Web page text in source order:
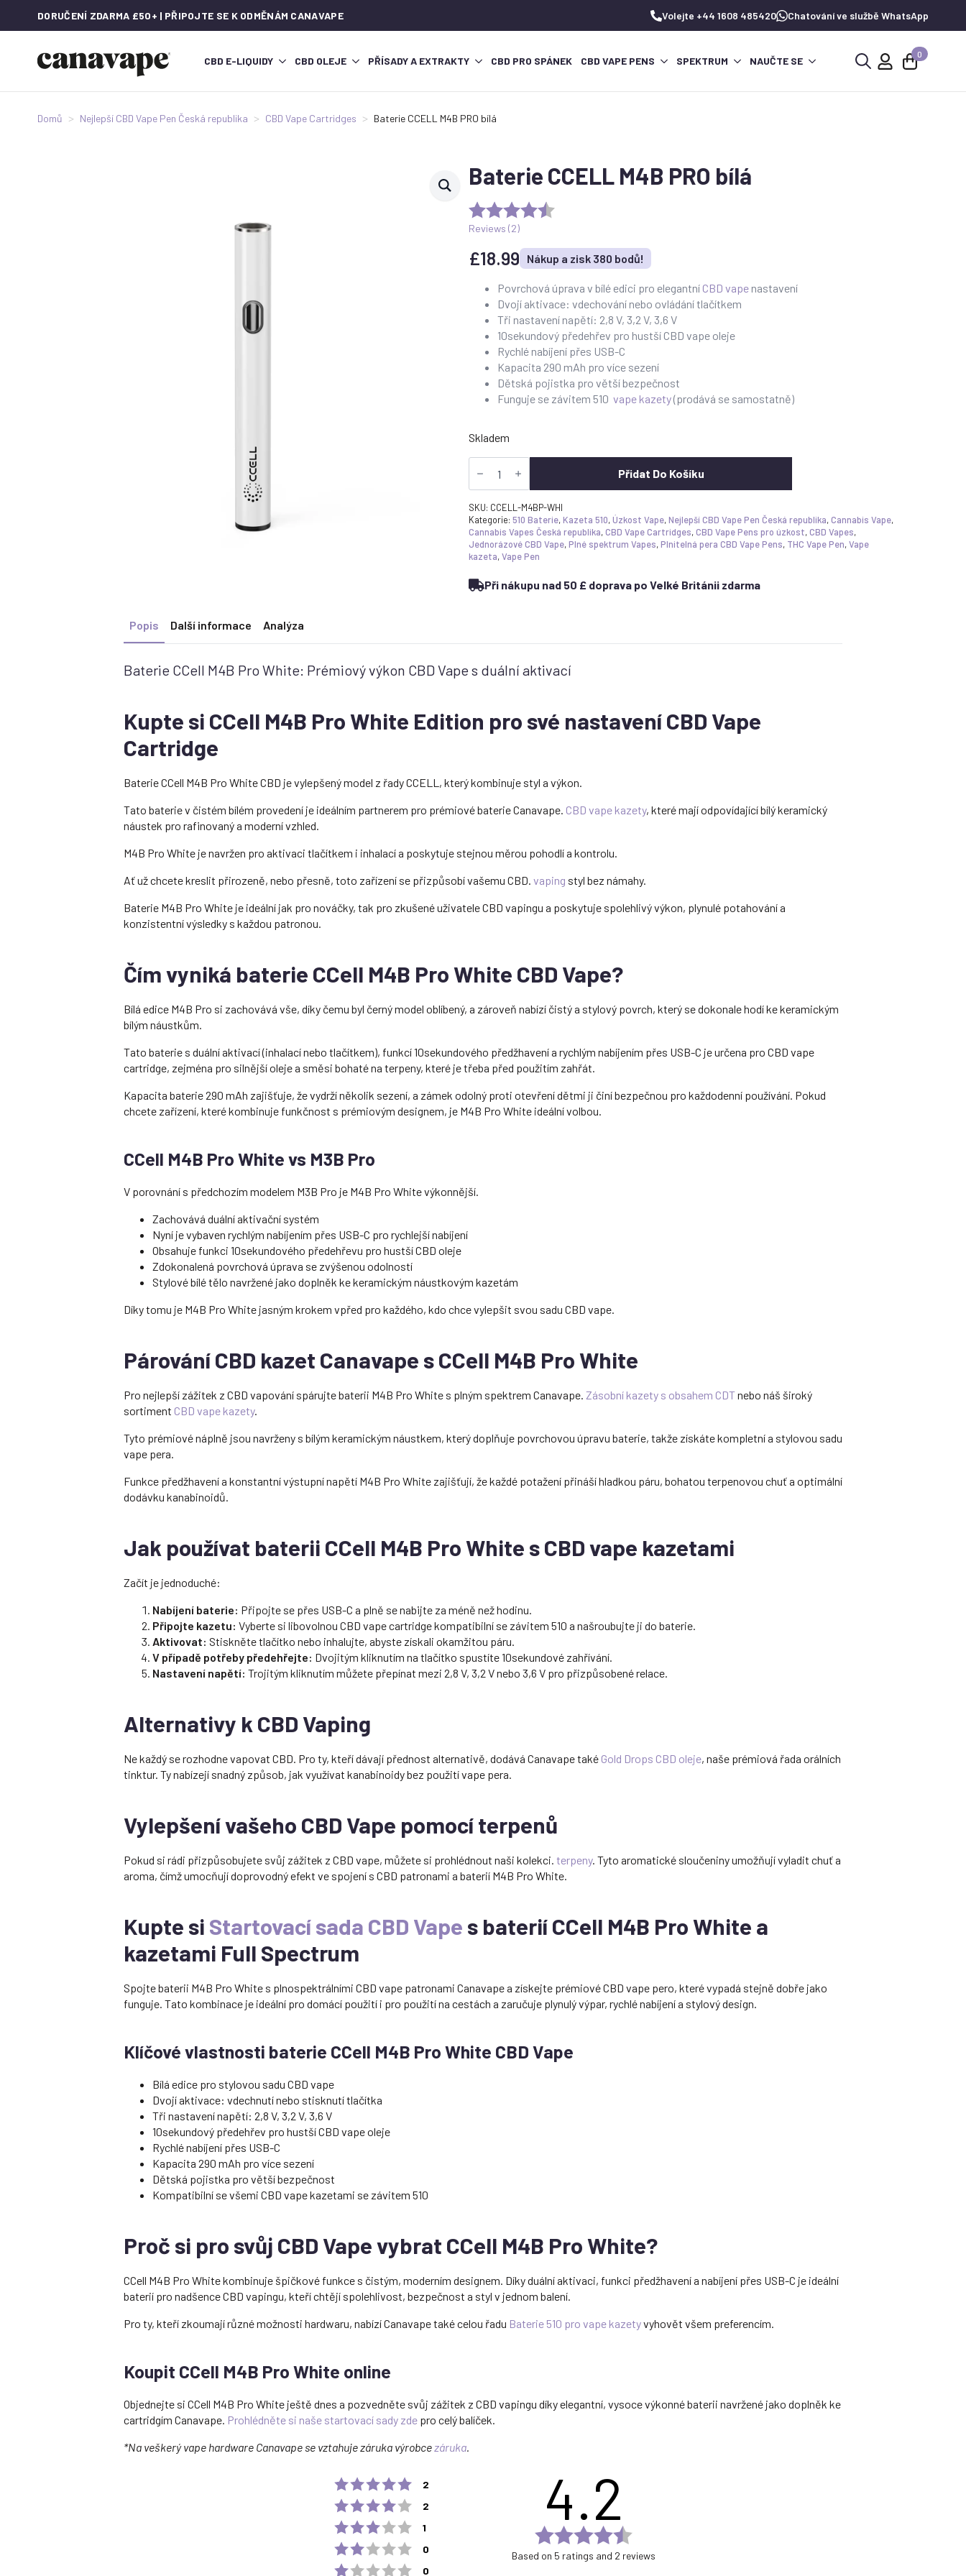
DORUČENÍ ZDARMA £50+ | PŘIPOJTE SE K ODMĚNÁM CANAVAPE Volejte +44 1608 485420 Chatování ve službě WhatsApp
CBD E-LIQUIDY CBD OLEJE PŘÍSADY A EXTRAKTY CBD PRO SPÁNEK CBD VAPE PENS SPEKTRUM NAUČTE SE
0
Domů Nejlepší CBD Vape Pen Česká republika CBD Vape Cartridges Baterie CCELL M4B PRO bílá
Baterie CCELL M4B PRO bílá
Reviews (2)
£18.99 Nákup a zisk 380 bodů!
Povrchová úprava v bílé edici pro elegantní CBD vape nastavení
Dvojí aktivace: vdechování nebo ovládání tlačítkem
Tři nastavení napětí: 2,8 V, 3,2 V, 3,6 V
10sekundový předehřev pro hustší CBD vape oleje
Rychlé nabíjení přes USB-C
Kapacita 290 mAh pro více sezení
Dětská pojistka pro větší bezpečnost
Funguje se závitem 510 vape kazety(prodává se samostatně)
Skladem
CCELL
M4B
White
množství
Přidat Do Košíku
SKU: CCELL-M4BP-WHI
Kategorie: 510 Baterie,Kazeta 510,Úzkost Vape,Nejlepší CBD Vape Pen Česká republika,Cannabis Vape,
Cannabis Vapes Česká republika,CBD Vape Cartridges,CBD Vape Pens pro úzkost,CBD Vapes,
Jednorázové CBD Vape,Plné spektrum Vapes,Plnitelná pera CBD Vape Pens, THC Vape Pen,Vape
kazeta,Vape Pen
Při nákupu nad 50 £ doprava po Velké Británii zdarma
Popis Další informace Analýza
Baterie CCell M4B Pro White: Prémiový výkon CBD Vape s duální aktivací
Kupte si CCell M4B Pro White Edition pro své nastavení CBD Vape
Cartridge
Baterie CCell M4B Pro White CBD je vylepšený model z řady CCELL, který kombinuje styl a výkon.
Tato baterie v čistém bílém provedení je ideálním partnerem pro prémiové baterie Canavape. CBD vape kazety, které mají odpovídající bílý keramický
náustek pro rafinovaný a moderní vzhled.
M4B Pro White je navržen pro aktivaci tlačítkem i inhalací a poskytuje stejnou měrou pohodlí a kontrolu.
Ať už chcete kreslit přirozeně, nebo přesně, toto zařízení se přizpůsobí vašemu CBD. vaping styl bez námahy.
Baterie M4B Pro White je ideální jak pro nováčky, tak pro zkušené uživatele CBD vapingu a poskytuje spolehlivý výkon, plynulé potahování a
konzistentní výsledky s každou patronou.
Čím vyniká baterie CCell M4B Pro White CBD Vape?
Bílá edice M4B Pro si zachovává vše, díky čemu byl černý model oblíbený, a zároveň nabízí čistý a stylový povrch, který se dokonale hodí ke keramickým
bílým náustkům.
Tato baterie s duální aktivací (inhalací nebo tlačítkem), funkcí 10sekundového předžhavení a rychlým nabíjením přes USB-C je určena pro CBD vape
cartridge, zejména pro silnější oleje a směsi bohaté na terpeny, které je třeba před použitím zahřát.
Kapacita baterie 290 mAh zajišťuje, že vydrží několik sezení, a zámek odolný proti otevření dětmi ji činí bezpečnou pro každodenní používání. Pokud
chcete zařízení, které kombinuje funkčnost s prémiovým designem, je M4B Pro White ideální volbou.
CCell M4B Pro White vs M3B Pro
V porovnání s předchozím modelem M3B Pro je M4B Pro White výkonnější.
Zachovává duální aktivační systém
Nyní je vybaven rychlým nabíjením přes USB-C pro rychlejší nabíjení
Obsahuje funkci 10sekundového předehřevu pro hustší CBD oleje
Zdokonalená povrchová úprava se zvýšenou odolností
Stylové bílé tělo navržené jako doplněk ke keramickým náustkovým kazetám
Díky tomu je M4B Pro White jasným krokem vpřed pro každého, kdo chce vylepšit svou sadu CBD vape.
Párování CBD kazet Canavape s CCell M4B Pro White
Pro nejlepší zážitek z CBD vapování spárujte baterii M4B Pro White s plným spektrem Canavape. Zásobní kazety s obsahem CDTnebo náš široký
sortiment CBD vape kazety.
Tyto prémiové náplně jsou navrženy s bílým keramickým náustkem, který doplňuje povrchovou úpravu baterie, takže získáte kompletní a stylovou sadu
vape pera.
Funkce předžhavení a konstantní výstupní napětí M4B Pro White zajišťují, že každé potažení přináší hladkou páru, bohatou terpenovou chuť a optimální
dodávku kanabinoidů.
Jak používat baterii CCell M4B Pro White s CBD vape kazetami
Začít je jednoduché:
Nabíjení baterie: Připojte se přes USB-C a plně se nabijte za méně než hodinu.
Připojte kazetu: Vyberte si libovolnou CBD vape cartridge kompatibilní se závitem 510 a našroubujte ji do baterie.
Aktivovat: Stiskněte tlačítko nebo inhalujte, abyste získali okamžitou páru.
V případě potřeby předehřejte: Dvojitým kliknutím na tlačítko spustíte 10sekundové zahřívání.
Nastavení napětí: Trojitým kliknutím můžete přepínat mezi 2,8 V, 3,2 V nebo 3,6 V pro přizpůsobené relace.
Alternativy k CBD Vaping
Ne každý se rozhodne vapovat CBD. Pro ty, kteří dávají přednost alternativě, dodává Canavape také Gold Drops CBD oleje, naše prémiová řada orálních
tinktur. Ty nabízejí snadný způsob, jak využívat kanabinoidy bez použití vape pera.
Vylepšení vašeho CBD Vape pomocí terpenů
Pokud si rádi přizpůsobujete svůj zážitek z CBD vape, můžete si prohlédnout naši kolekci. terpeny. Tyto aromatické sloučeniny umožňují vyladit chuť a
aroma, čímž umocňují doprovodný efekt ve spojení s CBD patronami a baterií M4B Pro White.
Kupte si Startovací sada CBD Vape s baterií CCell M4B Pro White a
kazetami Full Spectrum
Spojte baterii M4B Pro White s plnospektrálními CBD vape patronami Canavape a získejte prémiové CBD vape pero, které vypadá stejně dobře jako
funguje. Tato kombinace je ideální pro domácí použití i pro použití na cestách a zaručuje plynulý výpar, rychlé nabíjení a stylový design.
Klíčové vlastnosti baterie CCell M4B Pro White CBD Vape
Bílá edice pro stylovou sadu CBD vape
Dvojí aktivace: vdechnutí nebo stisknutí tlačítka
Tři nastavení napětí: 2,8 V, 3,2 V, 3,6 V
10sekundový předehřev pro hustší CBD vape oleje
Rychlé nabíjení přes USB-C
Kapacita 290 mAh pro více sezení
Dětská pojistka pro větší bezpečnost
Kompatibilní se všemi CBD vape kazetami se závitem 510
Proč si pro svůj CBD Vape vybrat CCell M4B Pro White?
CCell M4B Pro White kombinuje špičkové funkce s čistým, moderním designem. Díky duální aktivaci, funkci předžhavení a nabíjení přes USB-C je ideální
baterií pro nadšence CBD vapingu, kteří chtějí spolehlivost, bezpečnost a styl v jednom balení.
Pro ty, kteří zkoumají různé možnosti hardwaru, nabízí Canavape také celou řadu Baterie 510 pro vape kazetyvyhovět všem preferencím.
Koupit CCell M4B Pro White online
Objednejte si CCell M4B Pro White ještě dnes a pozvedněte svůj zážitek z CBD vapingu díky elegantní, vysoce výkonné baterii navržené jako doplněk ke
cartridgím Canavape. Prohlédněte si naše startovací sady zde pro celý balíček.
*Na veškerý vape hardware Canavape se vztahuje záruka výrobcezáruka.
Rating 5 out of 5 stars
2
Rating 4 out of 5 stars
2
Rating 3 out of 5 stars
1
Rating 2 out of 5 stars
0
Rating 1 out of 5 stars
0
4.2
4.2
Based on 5 ratings and 2 reviews